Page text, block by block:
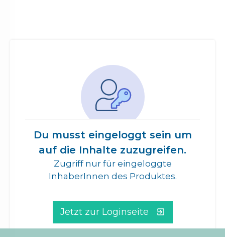
Du musst eingeloggt sein um
auf die Inhalte zuzugreifen.
Zugriff nur für eingeloggte
InhaberInnen des Produktes.
Jetzt zur Loginseite